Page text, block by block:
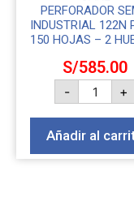
PERFORADOR
INDUSTRIAL 122N
150 HOJAS – 2
S/585.00
- +
Añadir al